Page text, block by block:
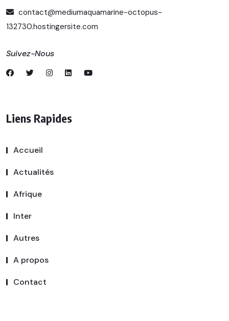
contact@mediumaquamarine-octopus-
132730.hostingersite.com
Suivez-Nous
Liens Rapides
Accueil
Actualités
Afrique
Inter
Autres
A propos
Contact